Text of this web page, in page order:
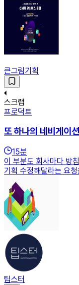
큰그림기획
스크랩
프로덕트
또 하나의 네비게이
15분
이 부분도 회사마다 방
기획 수정해달라는 요
팁스터